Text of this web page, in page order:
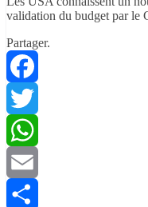
validation du budget par le
Partager.
Facebook
Twitter
WhatsApp
Email